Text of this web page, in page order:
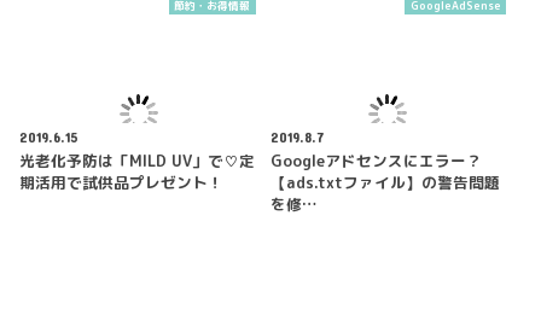
節約・お得情報
2019.6.15
光老化予防は「MILD UV」で♡定
期活用で試供品プレゼント！
GoogleAdSense
2019.8.7
Googleアドセンスにエラー？
【ads.txtファイル】の警告問題
を修…